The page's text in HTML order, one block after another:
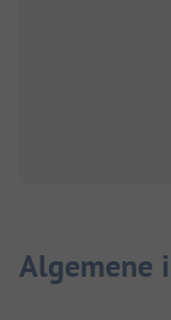
Algemene